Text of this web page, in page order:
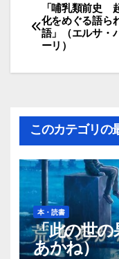
投
稿
ナ
ゲ
ー
シ
ョ
ン
「哺乳類前史
化をめぐる語ら
語」（エルサ・
ーリ）
このカテゴリの
本・読書
「此の世の
あかね）